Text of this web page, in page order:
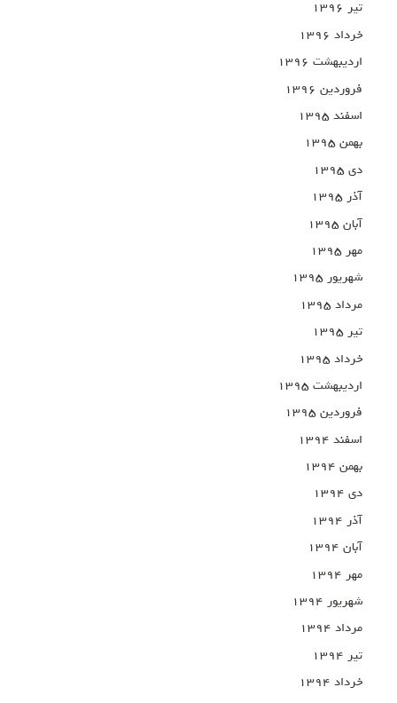
تیر ۱۳۹۶
خرداد ۱۳۹۶
اردیبهشت ۱۳۹۶
فروردین ۱۳۹۶
اسفند ۱۳۹۵
بهمن ۱۳۹۵
دی ۱۳۹۵
آذر ۱۳۹۵
آبان ۱۳۹۵
مهر ۱۳۹۵
شهریور ۱۳۹۵
مرداد ۱۳۹۵
تیر ۱۳۹۵
خرداد ۱۳۹۵
اردیبهشت ۱۳۹۵
فروردین ۱۳۹۵
اسفند ۱۳۹۴
بهمن ۱۳۹۴
دی ۱۳۹۴
آذر ۱۳۹۴
آبان ۱۳۹۴
مهر ۱۳۹۴
شهریور ۱۳۹۴
مرداد ۱۳۹۴
تیر ۱۳۹۴
خرداد ۱۳۹۴